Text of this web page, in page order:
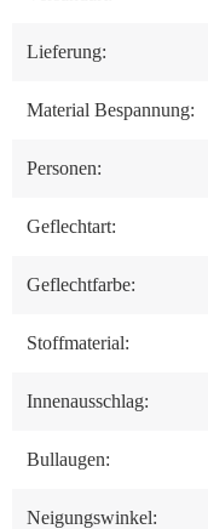
Lieferung:
Material Bespannung:
Personen:
Geflechtart:
Geflechtfarbe:
Stoffmaterial:
Innenausschlag:
Bullaugen:
Neigungswinkel: